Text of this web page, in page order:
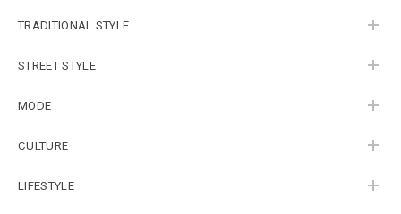
TRADITIONAL STYLE
STREET STYLE
MODE
CULTURE
LIFESTYLE